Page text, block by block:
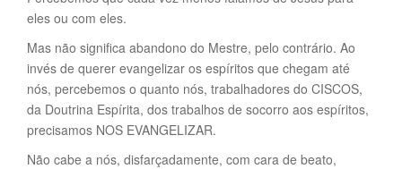
eles ou com eles.
Mas não significa abandono do Mestre, pelo contrário. Ao
invés de querer evangelizar os espíritos que chegam até
nós, percebemos o quanto nós, trabalhadores do CISCOS,
da Doutrina Espírita, dos trabalhos de socorro aos espíritos,
precisamos NOS EVANGELIZAR.
Não cabe a nós, disfarçadamente, com cara de beato,